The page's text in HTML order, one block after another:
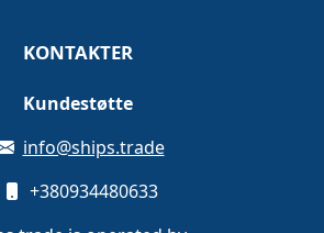
KONTAKTER
Kundestøtte
info@ships.trade
+380934480633